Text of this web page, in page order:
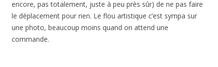
encore, pas totalement, juste à peu près sûr) de ne pas faire
le déplacement pour rien. Le flou artistique c’est sympa sur
une photo, beaucoup moins quand on attend une
commande.